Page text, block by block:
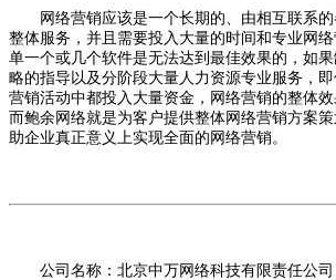
网络营销应该是一个长期的、由相互联系的
整体服务，并且需要投入大量的时间和专业网
单一个或几个软件是无法达到最佳效果的，如
略的指导以及分阶段大量人力资源专业服务，
营销活动中都投入大量资金，网络营销的整体效
而鲍余网络就是为客户提供整体网络营销方案
助企业真正意义上实现全面的网络营销。
公司名称：北京中万网络科技有限责任公司